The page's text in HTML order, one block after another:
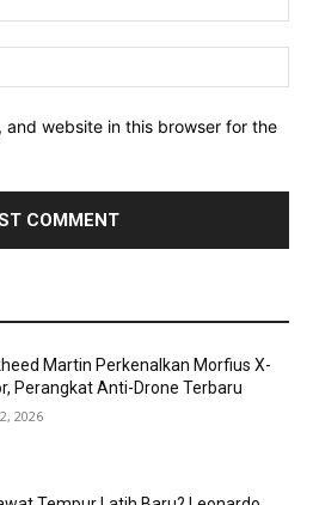
and website in this browser for the
Martin Perkenalkan Morfius X-
Perangkat Anti-Drone Terbaru
2026